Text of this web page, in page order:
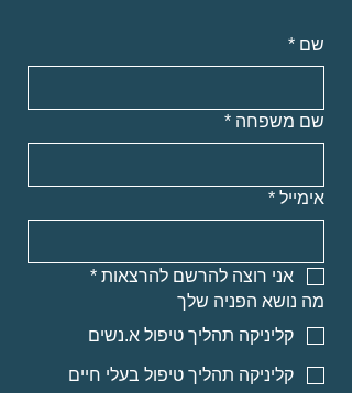
שם *
שם משפחה *
אימייל *
אני רוצה להרשם להרצאות *
מה נושא הפניה שלך
קליניקה תהליך טיפול א.נשים
קליניקה תהליך טיפול בעלי חיים